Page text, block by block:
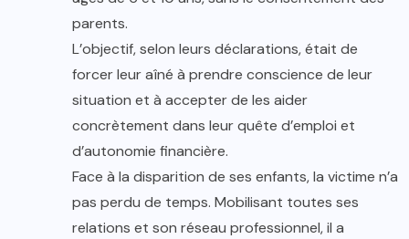
parents.
L’objectif, selon leurs déclarations, était de
forcer leur aîné à prendre conscience de leur
situation et à accepter de les aider
concrètement dans leur quête d’emploi et
d’autonomie financière.
Face à la disparition de ses enfants, la victime n’a
pas perdu de temps. Mobilisant toutes ses
relations et son réseau professionnel, il a